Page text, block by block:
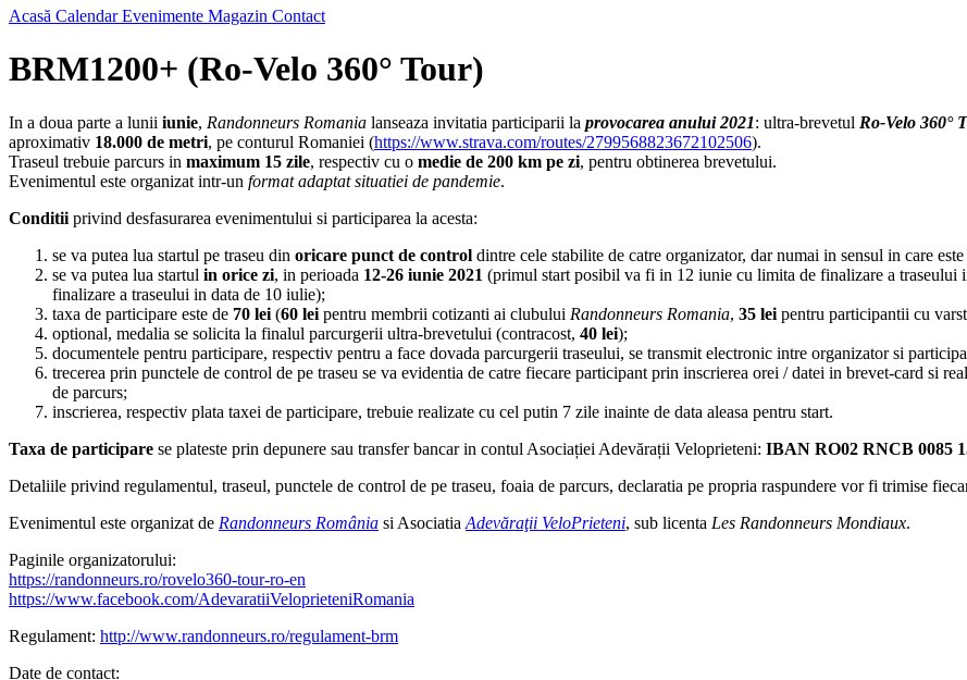
Acasă CalendarEvenimente Magazin Contact
BRM1200+ (Ro-Velo 360° Tour)
In a doua parte a lunii iunie, Randonneurs Romania lanseaza invitatia participarii la provocarea anului 2021: ultra-brevetul Ro-Velo 360°
aproximativ 18.000 de metri, pe conturul Romaniei (https://www.strava.com/routes/2799568823672102506).
Traseul trebuie parcurs in maximum 15 zile, respectiv cu o medie de 200 km pe zi, pentru obtinerea brevetului.
Evenimentul este organizat intr-un format adaptat situatiei de pandemie.
Conditii privind desfasurarea evenimentului si participarea la acesta:
se va putea lua startul pe traseu din oricare punct de control dintre cele stabilite de catre organizator, dar numai in sensul in care
se va putea lua startul in orice zi, in perioada 12-26 iunie 2021 (primul start posibil va fi in 12 iunie cu limita de finalizare a
finalizare a traseului in data de 10 iulie);
taxa de participare este de 70 lei (60 lei pentru membrii cotizanti ai clubului Randonneurs Romania, 35 lei pentru participantii cu
optional, medalia se solicita la finalul parcurgerii ultra-brevetului (contracost, 40 lei);
documentele pentru participare, respectiv pentru a face dovada parcurgerii traseului, se transmit electronic intre organizator si
trecerea prin punctele de control de pe traseu se va evidentia de catre fiecare participant prin inscrierea orei / datei in brevet-card si
de parcurs;
inscrierea, respectiv plata taxei de participare, trebuie realizate cu cel putin 7 zile inainte de data aleasa pentru start.
Taxa de participare se plateste prin depunere sau transfer bancar in contul Asociației Adevărații Veloprieteni: IBAN RO02 RNCB 0085
Detaliile privind regulamentul, traseul, punctele de control de pe traseu, foaia de parcurs, declaratia pe propria raspundere vor fi trimise
Evenimentul este organizat de Randonneurs România si Asociatia Adevăraţii VeloPrieteni, sub licenta Les Randonneurs Mondiaux.
Paginile organizatorului:
https://randonneurs.ro/rovelo360-tour-ro-en
https://www.facebook.com/AdevaratiiVeloprieteniRomania
Regulament: http://www.randonneurs.ro/regulament-brm
Date de contact: